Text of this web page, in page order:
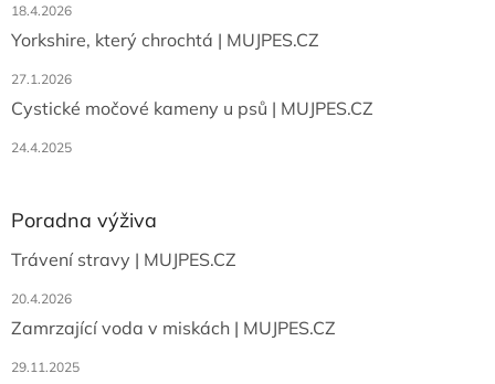
k
ý
18.4.2026
Yorkshire, který chrochtá | MUJPES.CZ
27.1.2026
Cystické močové kameny u psů | MUJPES.CZ
24.4.2025
Poradna výživa
Trávení stravy | MUJPES.CZ
20.4.2026
Zamrzající voda v miskách | MUJPES.CZ
29.11.2025